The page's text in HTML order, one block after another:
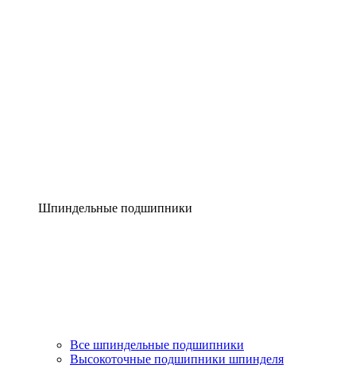
Шпиндельные подшипники
Все шпиндельные подшипники
Высокоточные подшипники шпинделя